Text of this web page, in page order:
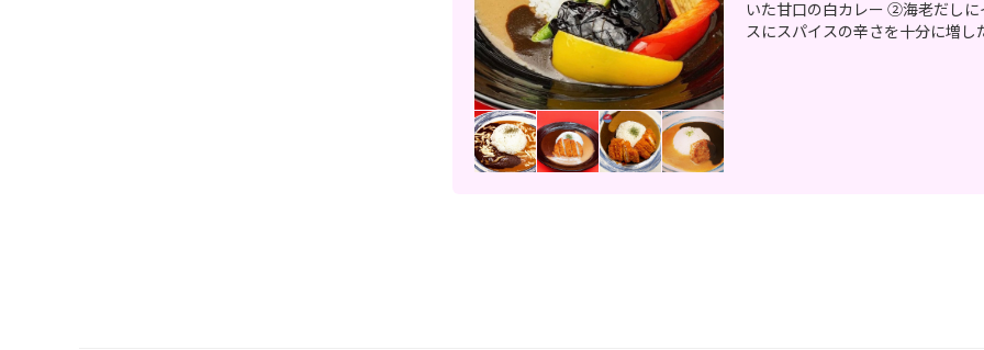
いた甘口の白カレー ②海老だし
スにスパイスの辛さを十分に増した辛口の赤 になりま